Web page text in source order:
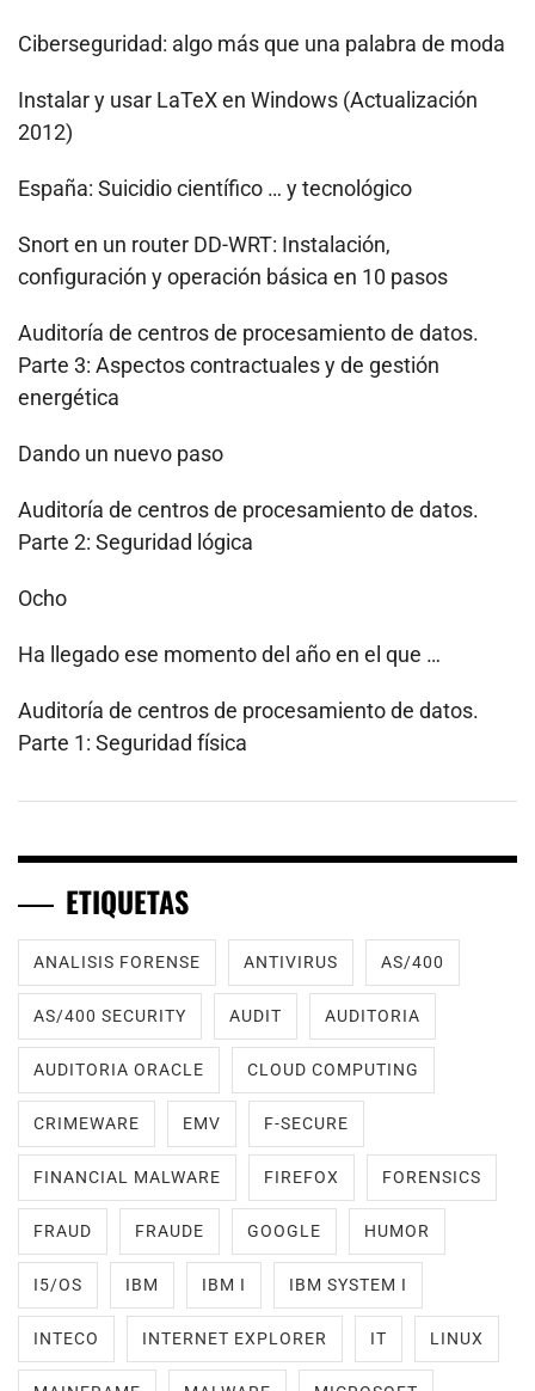
Ciberseguridad: algo más que una palabra de moda
Instalar y usar LaTeX en Windows (Actualización
2012)
España: Suicidio científico … y tecnológico
Snort en un router DD-WRT: Instalación,
configuración y operación básica en 10 pasos
Auditoría de centros de procesamiento de datos.
Parte 3: Aspectos contractuales y de gestión
energética
Dando un nuevo paso
Auditoría de centros de procesamiento de datos.
Parte 2: Seguridad lógica
Ocho
Ha llegado ese momento del año en el que …
Auditoría de centros de procesamiento de datos.
Parte 1: Seguridad física
ETIQUETAS
ANALISIS FORENSE ANTIVIRUS AS/400
AS/400 SECURITY AUDIT AUDITORIA
AUDITORIA ORACLE CLOUD COMPUTING
CRIMEWARE EMV F-SECURE
FINANCIAL MALWARE FIREFOX FORENSICS
FRAUD FRAUDE GOOGLE HUMOR
I5/OS IBM IBM I IBM SYSTEM I
INTECO INTERNET EXPLORER IT LINUX